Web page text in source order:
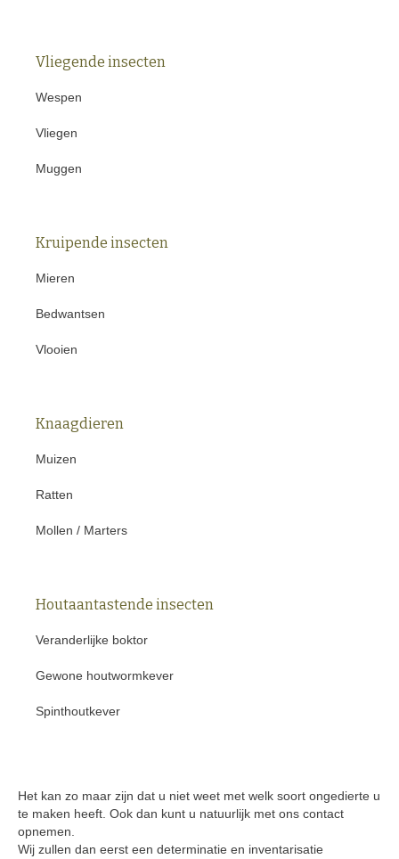
Vliegende insecten
Wespen
Vliegen
Muggen
Kruipende insecten
Mieren
Bedwantsen
Vlooien
Knaagdieren
Muizen
Ratten
Mollen / Marters
Houtaantastende insecten
Veranderlijke boktor
Gewone houtwormkever
Spinthoutkever
Het kan zo maar zijn dat u niet weet met welk soort ongedierte u
te maken heeft. Ook dan kunt u natuurlijk met ons contact
opnemen.
Wij zullen dan eerst een determinatie en inventarisatie